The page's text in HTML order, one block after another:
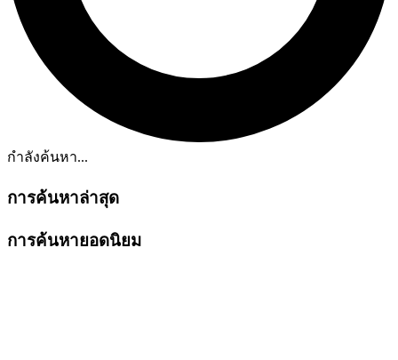
กำลังค้นหา...
การค้นหาล่าสุด
การค้นหายอดนิยม